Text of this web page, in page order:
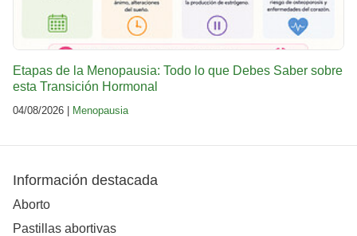
Etapas de la Menopausia: Todo lo que Debes Saber sobre
esta Transición Hormonal
04/08/2026 | Menopausia
Información destacada
Aborto
Pastillas abortivas